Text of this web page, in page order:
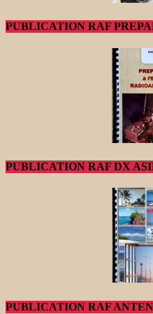
PUBLICATION RAF
PUBLICATION RAF DX
PUBLICATION RAF